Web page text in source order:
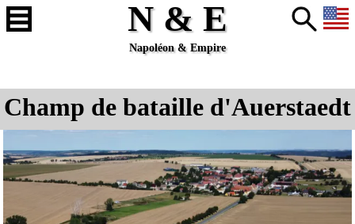
N & E
Napoléon & Empire
Champ de bataille d'Auerstaedt